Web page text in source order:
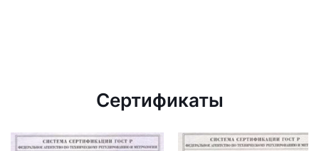
Сертификаты